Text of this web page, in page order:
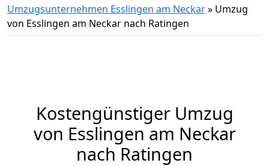
Umzugsunternehmen Esslingen am Neckar» Umzug
von Esslingen am Neckar nach Ratingen
Kostengünstiger Umzug
von Esslingen am Neckar
nach Ratingen